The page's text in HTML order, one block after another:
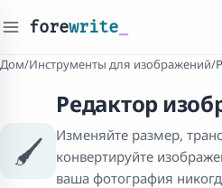
forewrite
Дом/Инструменты для изображений/
🖌️
Редактор
Изменяйте размер,
конвертируйте
ваша фотография